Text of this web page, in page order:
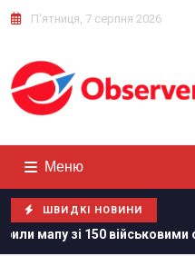
П'ятниця, 7 серпня 2026
Меню
ШВИДКІ НОВИНИ
обʼєктам в Білорусі